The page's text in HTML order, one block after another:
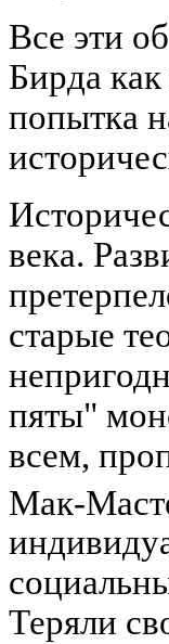
Все эти
Бирда
попытка
века.
старые
пяты"
всем,
Мак-
Теряли